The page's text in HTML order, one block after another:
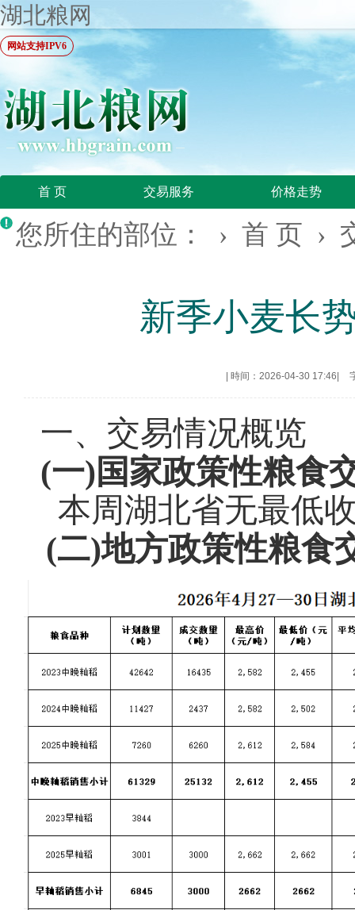
湖北粮网
网站支持IPV6
首 页 交易服务 价格走势
您所住的部位： › 首 页 ›
新季小麦长
時间：2026-04-30 17:46
一、交易情况概览
(一)国家政策性粮食
本周湖北省无最低
(二)地方政策性粮食